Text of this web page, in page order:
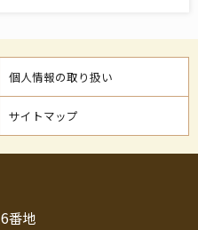
個人情報の取り扱い
サイトマップ
番地